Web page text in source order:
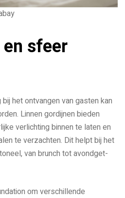
sfeer
het ontvangen van gasten kan
Linnen gordijnen bieden
verlichting binnen te laten en
te verzachten. Dit helpt bij het
van brunch tot avondget-
om verschillende